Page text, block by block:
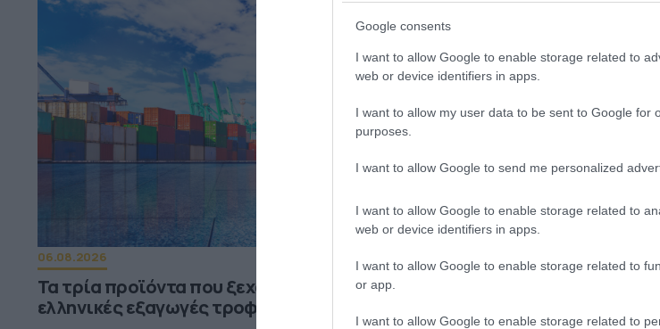
Google consents
I want to allow Google to enable storage related to
web or device identifiers in apps.
I want to allow my user data to be sent to Google for
purposes.
I want to allow Google to send me personalized
I want to allow Google to enable storage related to
web or device identifiers in apps.
I want to allow Google to enable storage related to
or app.
I want to allow Google to enable storage related to
06.08.2026
Τα τρία προϊόντα που ξεχωρίζουν στις
ελληνικές εξαγωγές τροφίμων
Τα εύκολα «τεστ» για